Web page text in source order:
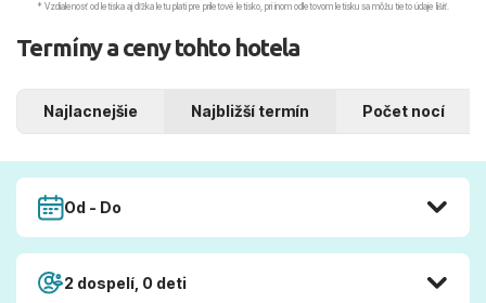
* Vzdialenosť od letiska aj dľžka letu platí pre príletové letisko, pri inom odletovom letisku sa môžu tieto údaje líšiť.
Termíny a ceny tohto hotela
Najlacnejšie Najbližší termín Počet nocí
Od - Do
2 dospelí, 0 deti